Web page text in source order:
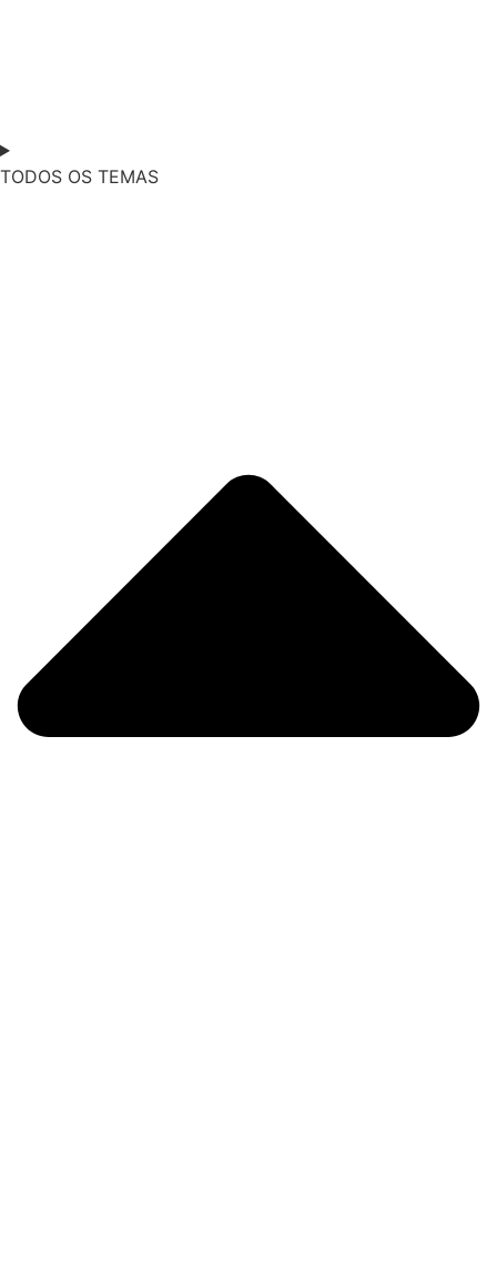
TODOS OS TEMAS